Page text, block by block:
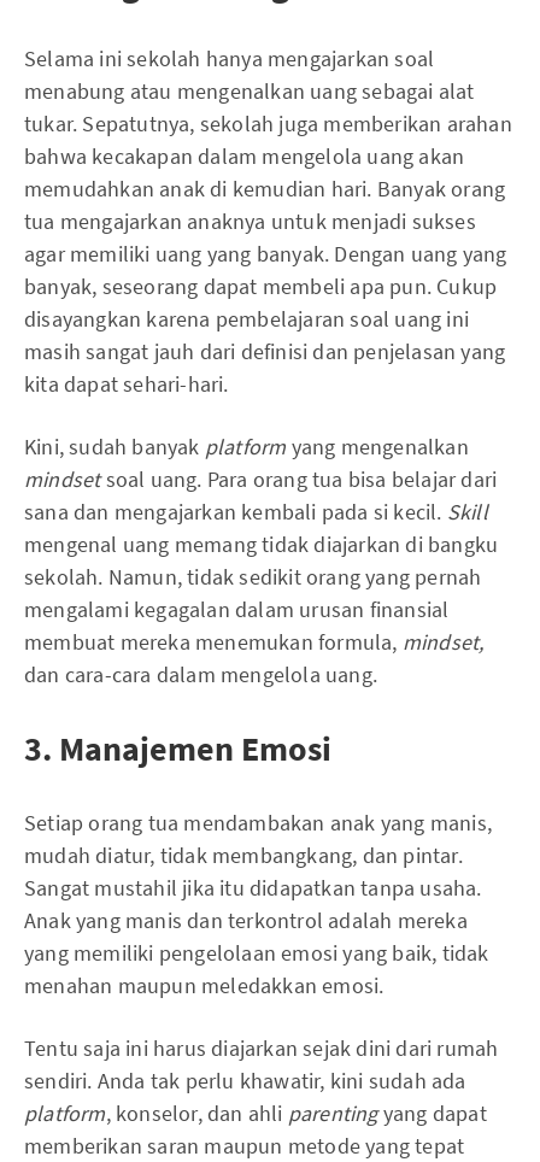
Selama ini sekolah hanya mengajarkan soal
menabung atau mengenalkan uang sebagai alat
tukar. Sepatutnya, sekolah juga memberikan arahan
bahwa kecakapan dalam mengelola uang akan
memudahkan anak di kemudian hari. Banyak orang
tua mengajarkan anaknya untuk menjadi sukses
agar memiliki uang yang banyak. Dengan uang yang
banyak, seseorang dapat membeli apa pun. Cukup
disayangkan karena pembelajaran soal uang ini
masih sangat jauh dari definisi dan penjelasan yang
kita dapat sehari-hari.
Kini, sudah banyak platform yang mengenalkan
mindsetsoal uang. Para orang tua bisa belajar dari
sana dan mengajarkan kembali pada si kecil. Skill
mengenal uang memang tidak diajarkan di bangku
sekolah. Namun, tidak sedikit orang yang pernah
mengalami kegagalan dalam urusan finansial
membuat mereka menemukan formula, mindset,
dan cara-cara dalam mengelola uang.
3. Manajemen Emosi
Setiap orang tua mendambakan anak yang manis,
mudah diatur, tidak membangkang, dan pintar.
Sangat mustahil jika itu didapatkan tanpa usaha.
Anak yang manis dan terkontrol adalah mereka
yang memiliki pengelolaan emosi yang baik, tidak
menahan maupun meledakkan emosi.
Tentu saja ini harus diajarkan sejak dini dari rumah
sendiri. Anda tak perlu khawatir, kini sudah ada
platform, konselor, dan ahli parentingyang dapat
memberikan saran maupun metode yang tepat